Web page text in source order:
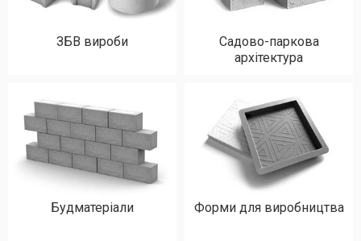
ЗБВ вироби
Садово-паркова
архітектура
Будматеріали Форми для виробництва